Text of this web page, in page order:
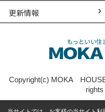
更新情報
Copyright(c) MOKA